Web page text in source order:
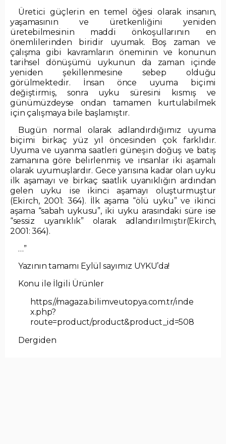
Üretici güçlerin en temel öğesi olarak insanın,
yaşamasının ve üretkenliğini yeniden
üretebilmesinin maddi önkoşullarının en
önemlilerinden biridir uyumak. Boş zaman ve
çalışma gibi kavramların öneminin ve konunun
tarihsel dönüşümü uykunun da zaman içinde
yeniden şekillenmesine sebep olduğu
görülmektedir. İnsan önce uyuma biçimi
değiştirmiş, sonra uyku süresini kısmış ve
günümüzdeyse ondan tamamen kurtulabilmek
için çalışmaya bile başlamıştır.
Bugün normal olarak adlandırdığımız uyuma
biçimi birkaç yüz yıl öncesinden çok farklıdır.
Uyuma ve uyanma saatleri güneşin doğuş ve batış
zamanına göre belirlenmiş ve insanlar iki aşamalı
olarak uyumuşlardır. Gece yarısına kadar olan uyku
ilk aşamayı ve birkaç saatlik uyanıklığın ardından
gelen uyku ise ikinci aşamayı oluşturmuştur
(Ekirch, 2001: 364). İlk aşama “ölü uyku” ve ikinci
aşama “sabah uykusu”, iki uyku arasındaki süre ise
“sessiz uyanıklık” olarak adlandırılmıştır(Ekirch,
2001: 364).
…”
Yazının tamamı Eylül sayımız UYKU’da!
Konu ile İlgili Ürünler
https://magaza.bilimveutopya.com.tr/inde
x.php?
route=product/product&product_id=508
Dergiden